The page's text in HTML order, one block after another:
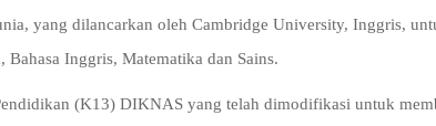
yang dilancarkan oleh Cambridge University, Inggris,
Inggris, Matematika dan Sains.
(K13) DIKNAS yang telah dimodifikasi untuk